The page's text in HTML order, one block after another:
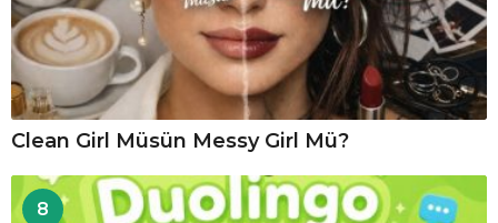
Clean Girl Müsün Messy Girl Mü?
8